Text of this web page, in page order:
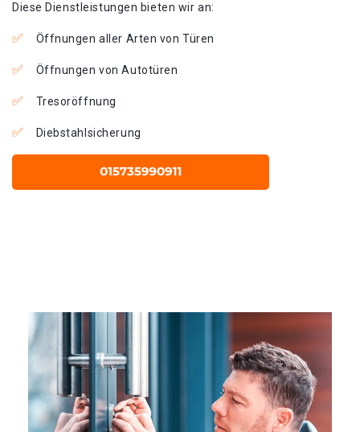
Diese Dienstleistungen bieten wir an:
Öffnungen aller Arten von Türen
Öffnungen von Autotüren
Tresoröffnung
Diebstahlsicherung